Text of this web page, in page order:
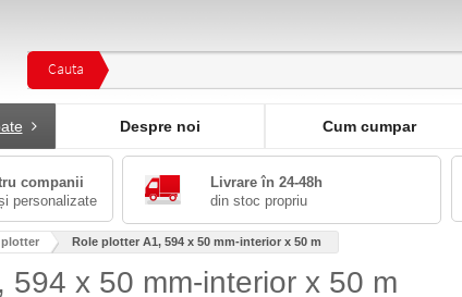
Cauta
Despre noi Cum cumpar
companii
personalizate
Livrare în 24-48h
din stoc propriu
plotter Role plotter A1, 594 x 50 mm-interior x 50 m
594 x 50 mm-interior x 50 m